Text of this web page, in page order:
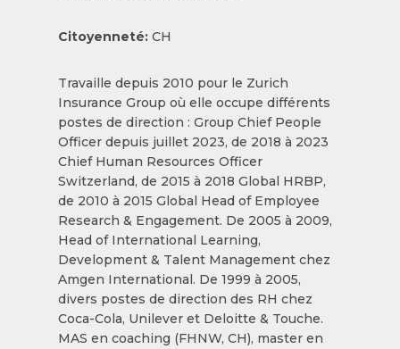
Citoyenneté: CH
Travaille depuis 2010 pour le Zurich
Insurance Group où elle occupe différents
postes de direction : Group Chief People
Officer depuis juillet 2023, de 2018 à 2023
Chief Human Resources Officer
Switzerland, de 2015 à 2018 Global HRBP,
de 2010 à 2015 Global Head of Employee
Research & Engagement. De 2005 à 2009,
Head of International Learning,
Development & Talent Management chez
Amgen International. De 1999 à 2005,
divers postes de direction des RH chez
Coca-Cola, Unilever et Deloitte & Touche.
MAS en coaching (FHNW, CH), master en